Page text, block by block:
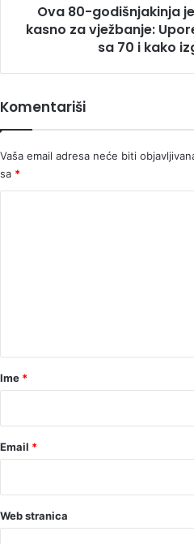
vježbanje:
je
sa
70
kako
Ova 80-godišnjakinja
kasno za vježbanje:
sa 70 i kako
Komentariši
Vaša email adresa neće biti
sa *
rIme *
Email *
Web stranica